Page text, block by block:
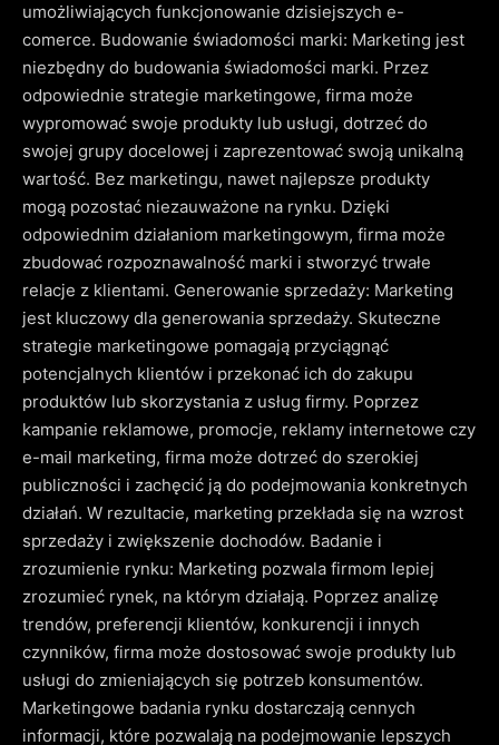
umożliwiających funkcjonowanie dzisiejszych e-
comerce. Budowanie świadomości marki: Marketing jest
niezbędny do budowania świadomości marki. Przez
odpowiednie strategie marketingowe, firma może
wypromować swoje produkty lub usługi, dotrzeć do
swojej grupy docelowej i zaprezentować swoją unikalną
wartość. Bez marketingu, nawet najlepsze produkty
mogą pozostać niezauważone na rynku. Dzięki
odpowiednim działaniom marketingowym, firma może
zbudować rozpoznawalność marki i stworzyć trwałe
relacje z klientami. Generowanie sprzedaży: Marketing
jest kluczowy dla generowania sprzedaży. Skuteczne
strategie marketingowe pomagają przyciągnąć
potencjalnych klientów i przekonać ich do zakupu
produktów lub skorzystania z usług firmy. Poprzez
kampanie reklamowe, promocje, reklamy internetowe czy
e-mail marketing, firma może dotrzeć do szerokiej
publiczności i zachęcić ją do podejmowania konkretnych
działań. W rezultacie, marketing przekłada się na wzrost
sprzedaży i zwiększenie dochodów. Badanie i
zrozumienie rynku: Marketing pozwala firmom lepiej
zrozumieć rynek, na którym działają. Poprzez analizę
trendów, preferencji klientów, konkurencji i innych
czynników, firma może dostosować swoje produkty lub
usługi do zmieniających się potrzeb konsumentów.
Marketingowe badania rynku dostarczają cennych
informacji, które pozwalają na podejmowanie lepszych